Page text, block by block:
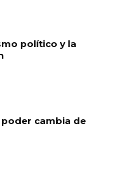
político y la
poder cambia de